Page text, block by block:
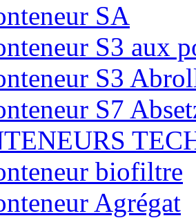
SA
S3 aux
S3
S7
biofiltre
Agrégat